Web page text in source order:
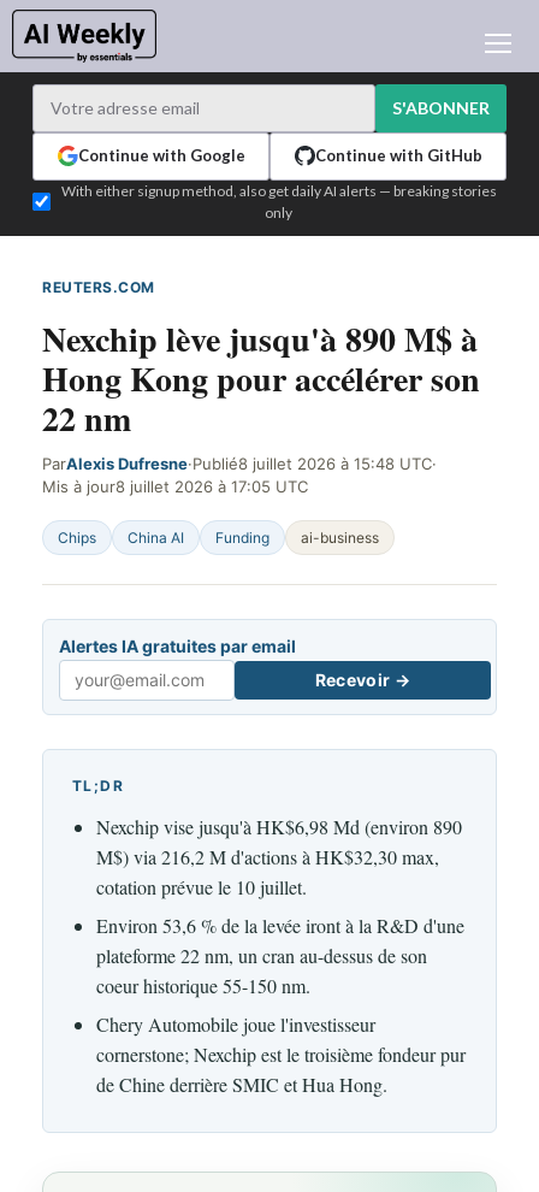
APPRENDRE L'IA
L'ACTU IA DU JOUR
TEST EDITION BUILDER
CONNEXION
S'ABONNER
Continue with Google Continue with GitHub
With either signup method, also get daily AI alerts — breaking stories
only
REUTERS.COM
Nexchip lève jusqu'à 890 M$ à
Hong Kong pour accélérer son
22 nm
ParAlexis Dufresne·Publié8 juillet 2026 à 15:48 UTC·
Mis à jour8 juillet 2026 à 17:05 UTC
Chips China AI Funding ai-business
Alertes IA gratuites par email
Email
Recevoir →
TL;DR
Nexchip vise jusqu'à HK$6,98 Md (environ 890
M$) via 216,2 M d'actions à HK$32,30 max,
cotation prévue le 10 juillet.
Environ 53,6 % de la levée iront à la R&D d'une
plateforme 22 nm, un cran au-dessus de son
coeur historique 55-150 nm.
Chery Automobile joue l'investisseur
cornerstone; Nexchip est le troisième fondeur pur
de Chine derrière SMIC et Hua Hong.